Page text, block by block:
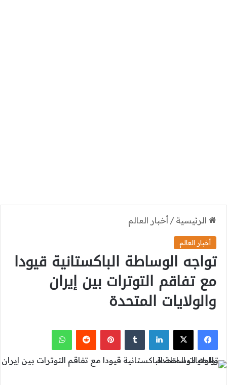
الرئيسية / أخبار العالم
أخبار العالم
تواجه الوساطة الباكستانية قيودا
مع تفاقم التوترات بين إيران
والولايات المتحدة
فيسبوك
‫X لينكدإن بينتيريست واتساب